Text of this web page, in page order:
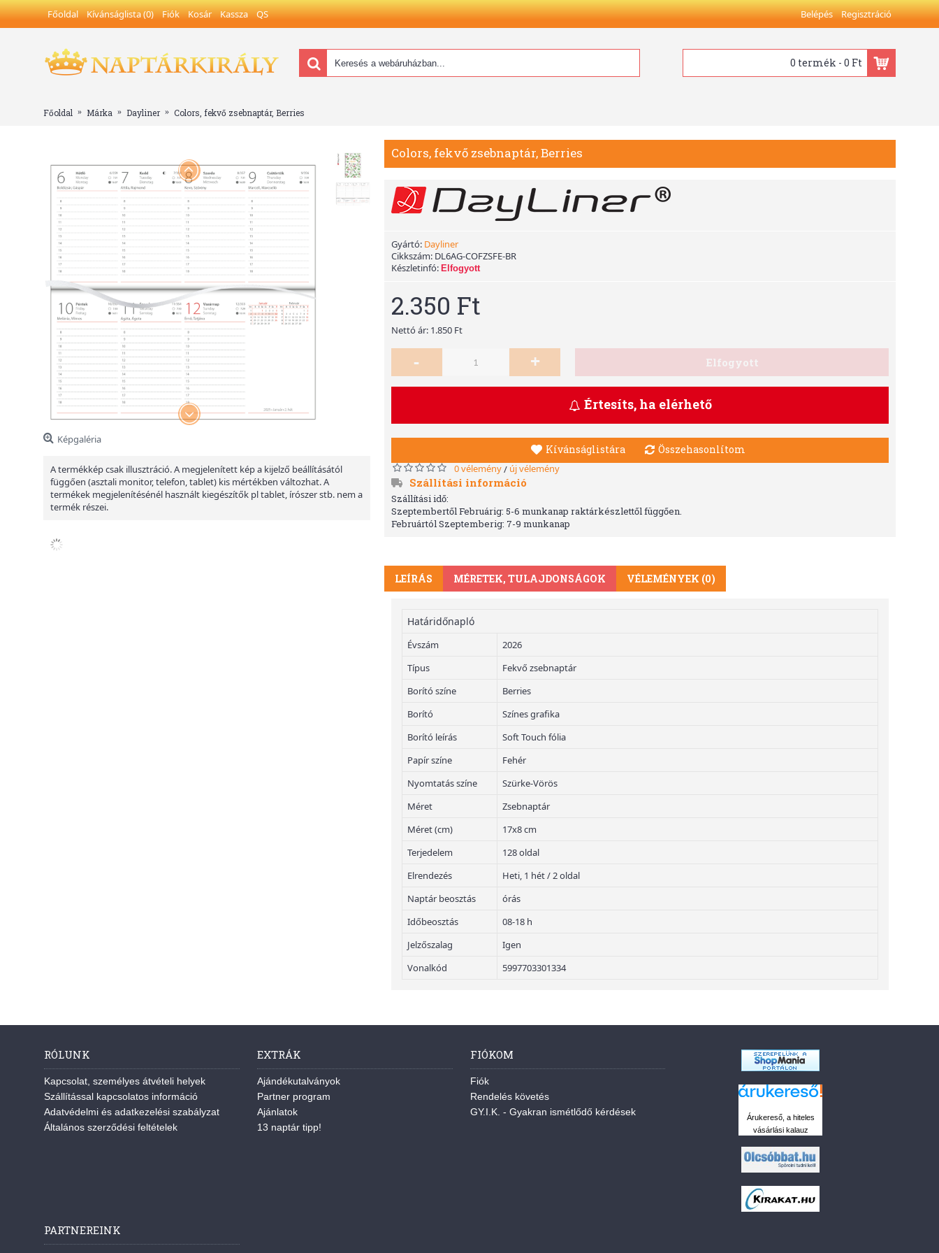
Főoldal Kívánságlista (0) Fiók Kosár Kassza QS Belépés Regisztráció
0 termék - 0 Ft
Főoldal Márka Dayliner Colors, fekvő zsebnaptár, Berries
Képgaléria
A termékkép csak illusztráció. A megjelenített kép a kijelző beállításától
függően (asztali monitor, telefon, tablet) kis mértékben változhat. A
termékek megjelenítésénél használt kiegészítők pl tablet, írószer stb. nem a
termék részei.
Colors, fekvő zsebnaptár, Berries
Gyártó: Dayliner
Cikkszám: DL6AG-COFZSFE-BR
Készletinfó: Elfogyott
2.350 Ft
Nettó ár: 1.850 Ft
- + Elfogyott
Értesíts, ha elérhető
Kívánságlistára Összehasonlítom
0 vélemény/ új vélemény
Szállítási információ
Szállítási idő:
Szeptembertől Februárig: 5-6 munkanap raktárkészlettől függően.
Februártól Szeptemberig: 7-9 munkanap
LEÍRÁS MÉRETEK, TULAJDONSÁGOK VÉLEMÉNYEK (0)
Határidőnapló
Évszám
2026
Típus
Fekvő zsebnaptár
Borító színe
Berries
Borító
Színes grafika
Borító leírás
Soft Touch fólia
Papír színe
Fehér
Nyomtatás színe
Szürke-Vörös
Méret
Zsebnaptár
Méret (cm)
17x8 cm
Terjedelem
128 oldal
Elrendezés
Heti, 1 hét / 2 oldal
Naptár beosztás
órás
Időbeosztás
08-18 h
Jelzőszalag
Igen
Vonalkód
5997703301334
RÓLUNK
Kapcsolat, személyes átvételi helyek
Szállítással kapcsolatos információ
Adatvédelmi és adatkezelési szabályzat
Általános szerződési feltételek
EXTRÁK
Ajándékutalványok
Partner program
Ajánlatok
13 naptár tipp!
FIÓKOM
Fiók
Rendelés követés
GY.I.K. - Gyakran ismétlődő kérdések
Árukereső, a hiteles
vásárlási kalauz
PARTNEREINK